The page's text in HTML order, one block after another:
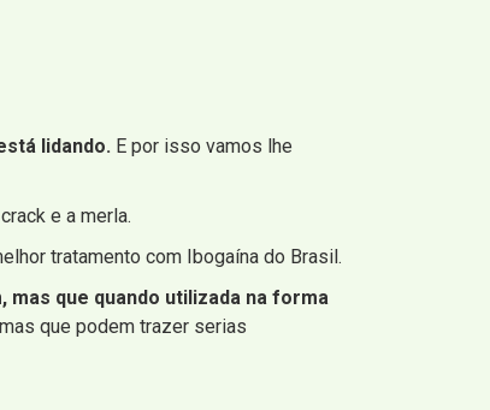
lidando. E por isso vamos lhe
e a merla.
tratamento com Ibogaína do Brasil.
mas que quando utilizada na forma
que podem trazer serias